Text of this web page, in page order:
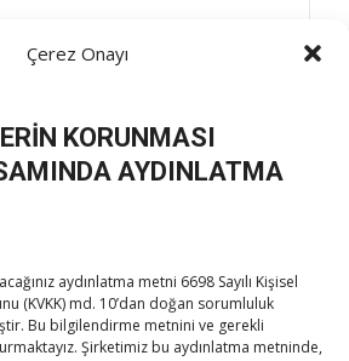
Çerez Onayı
KORUNMASI
AYDINLATMA
aydınlatma metni 6698 Sayılı Kişisel
(KVKK) md. 10’dan doğan sorumluluk
Bu bilgilendirme metnini ve gerekli
Şirketimiz bu aydınlatma metninde,
ETÜ Personeli Buluşuyor